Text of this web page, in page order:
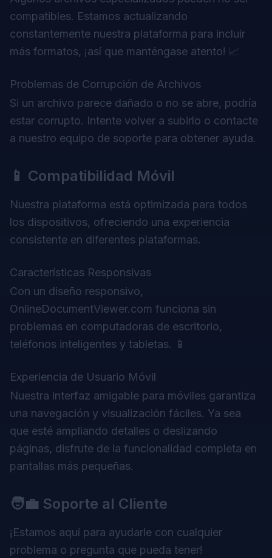
compatibles. Estamos actualizando
constantemente nuestra plataforma para incluir
más formatos, ¡así que manténgase atento! 📈
Problemas de Corrupción de Archivos
Si un archivo parece dañado o no se abre, podría
estar corrupto. Intente volver a subirlo o contacte
a nuestro equipo de soporte para obtener ayuda.
📱 Compatibilidad Móvil
Nuestra plataforma está optimizada para todos
los dispositivos, ofreciendo una experiencia
consistente en diferentes plataformas.
Características Responsivas
Con un diseño responsivo,
OnlineDocumentViewer.com funciona sin
problemas en computadoras de escritorio,
teléfonos inteligentes y tabletas. 📱
Experiencia de Usuario Móvil
Nuestra interfaz amigable para móviles garantiza
una navegación y visualización fáciles. Ya sea
que esté ampliando detalles o deslizando
páginas, disfrute de la funcionalidad completa en
pantallas más pequeñas.
🧑‍💼 Soporte al Cliente
¡Estamos aquí para ayudarle con cualquier
problema o pregunta que pueda tener!